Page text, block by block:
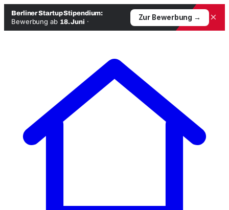
Berliner Startup Stipendium:
Bewerbung ab 18. Juni ·
Zur Bewerbung → ×